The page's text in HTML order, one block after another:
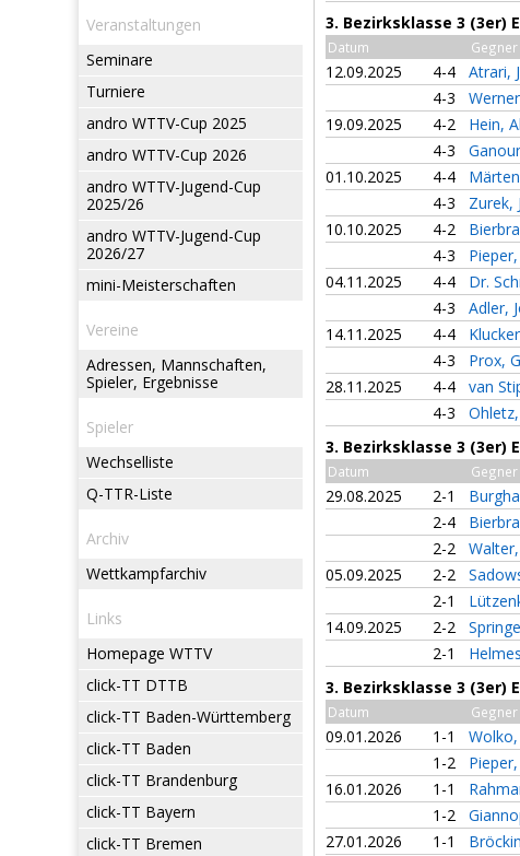
Veranstaltungen
Seminare
Turniere
andro WTTV-Cup 2025
andro WTTV-Cup 2026
andro WTTV-Jugend-Cup
2025/26
andro WTTV-Jugend-Cup
2026/27
mini-Meisterschaften
Vereine
Adressen, Mannschaften,
Spieler, Ergebnisse
Spieler
Wechselliste
Q-TTR-Liste
Archiv
Wettkampfarchiv
Links
Homepage WTTV
click-TT DTTB
click-TT Baden-Württemberg
click-TT Baden
click-TT Brandenburg
click-TT Bayern
click-TT Bremen
3. Bezirksklasse 3 (3er)
Datum Gegner
12.09.2025 4-4 Atrari,
4-3
19.09.2025
4-2 Hein,
4-3
01.10.2025
4-4
4-3
Zurek,
10.10.2025
4-2
4-3
04.11.2025
4-4 Dr.
4-3
Adler,
14.11.2025
4-4
4-3
Prox,
28.11.2025
4-4 van
4-3
3. Bezirksklasse 3 (3er)
Datum Gegner
29.08.2025 2-1
2-4
2-2
05.09.2025
2-2
2-1
14.09.2025
2-2
2-1
3. Bezirksklasse 3 (3er)
Datum Gegner
09.01.2026 1-1
1-2
16.01.2026
1-1
1-2
27.01.2026
1-1